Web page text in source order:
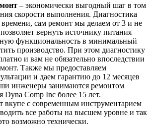
– экономически выгодный шаг в том
скорости выполнения. Диагностика
сам ремонт мы делаем от 3 и не
вернуть источнику питания
функциональность в минимальный
производство. При этом диагностику
и вам не обязательно впоследствии
Также мы предоставляем
и даем гарантию до 12 месяцев
инженеры занимаются ремонтом
Comp Inc более 15 лет.
вкупе с современным инструментарием
все работы на высшем уровне и так
возможно технически.